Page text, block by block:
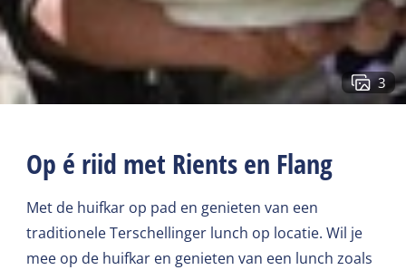
3
Op é riid met Rients en Flang
Met de huifkar op pad en genieten van een
traditionele Terschellinger lunch op locatie. Wil je
mee op de huifkar en genieten van een lunch zoals